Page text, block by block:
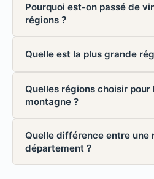
Pourquoi est-on passé de
régions ?
Quelle est la plus grande
Quelles régions choisir pour
montagne ?
Quelle différence entre une
département ?